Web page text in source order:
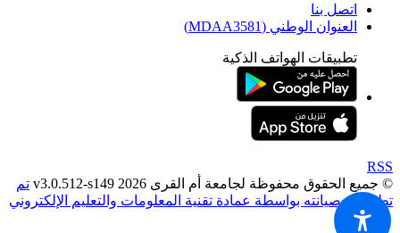
اتصل بنا
العنوان الوطني (MDAA3581)
تطبيقات الهواتف الذكية
RSS
© جميع الحقوق محفوظة لجامعة أم القرى 2026 v3.0.512-s149
تم
تطويره وصيانته بواسطة عمادة تقنية المعلومات والتعليم الإلكتروني